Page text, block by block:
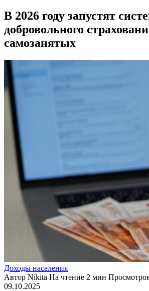
В 2026 году запустят
добровольного
самозанятых
Доходы населения
Автор Nikita На чтение 2 мин
09.10.2025